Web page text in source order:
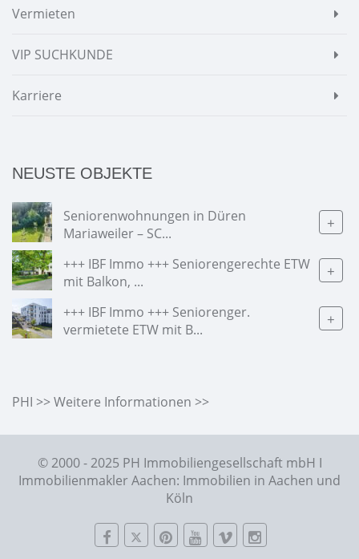
Vermieten
VIP SUCHKUNDE
Karriere
NEUSTE OBJEKTE
Seniorenwohnungen in Düren
Mariaweiler – SC...
+
+++ IBF Immo +++ Seniorengerechte ETW
mit Balkon, ...
+
+++ IBF Immo +++ Seniorenger.
vermietete ETW mit B...
+
PHI >> Weitere Informationen >>
© 2000 - 2025 PH Immobiliengesellschaft mbH I
Immobilienmakler Aachen: Immobilien in Aachen und
Köln